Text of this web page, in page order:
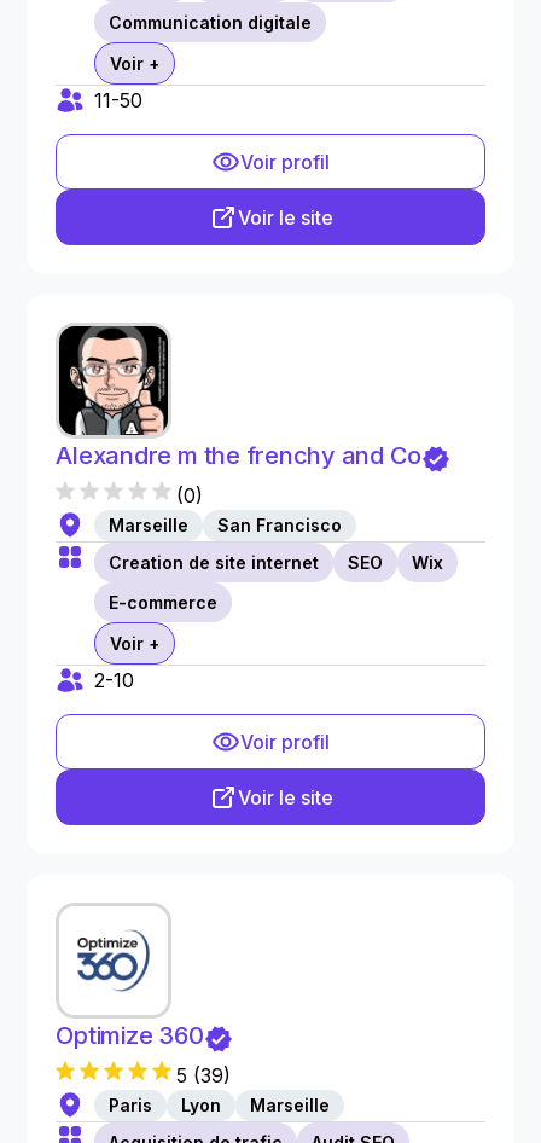
Communication digitale
Voir +
11-50
Voir profil
Voir le site
Alexandre m the frenchy and Co
(0)
Marseille
San Francisco
Creation de site internet
SEO
Wix
E-commerce
Voir +
2-10
Voir profil
Voir le site
Optimize 360
5 (39)
Paris Lyon
Marseille